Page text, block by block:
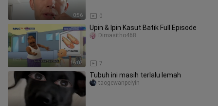
0:56 0
16:07
Upin & Ipin Kasut Batik Full Episode
7
Dimasitho468
Tubuh ini masih terlalu lemah
taogewanpeiyin